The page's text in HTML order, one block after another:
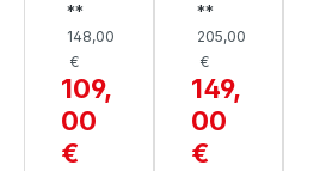
KER,
FLYN
N
**
148,00
€
109,
00
€
KER,
BRO
OKE
**
205,00
€
149,
00
€